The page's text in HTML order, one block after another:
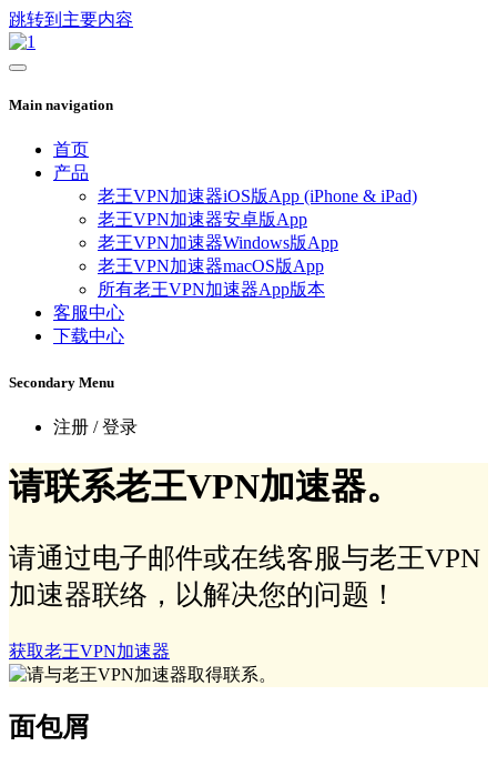
跳转到主要内容
Main navigation
首页
产品
老王VPN加速器iOS版App (iPhone & iPad)
老王VPN加速器安卓版App
老王VPN加速器Windows版App
老王VPN加速器macOS版App
所有老王VPN加速器App版本
客服中心
下载中心
Secondary Menu
注册 / 登录
请联系老王VPN加速器。
请通过电子邮件或在线客服与老王VPN
加速器联络，以解决您的问题！
获取老王VPN加速器
面包屑